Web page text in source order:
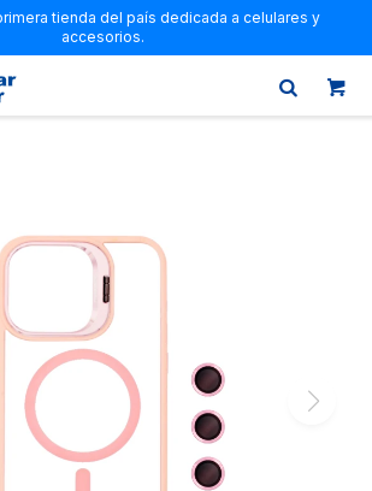
tienda del país dedicada a celulares y
accesorios.